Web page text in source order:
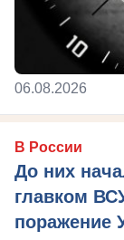
06.08.2026
В России
До них
главком
поражение